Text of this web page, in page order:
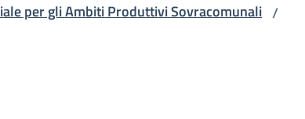
per gli Ambiti Produttivi Sovracomunali /